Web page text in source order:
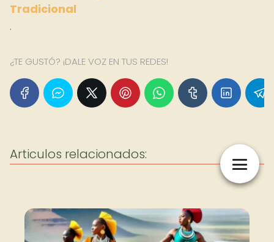
Tradicional
.
¿TE GUSTÓ? ¡DALE VOZ EN TUS REDES!
Articulos relacionados: